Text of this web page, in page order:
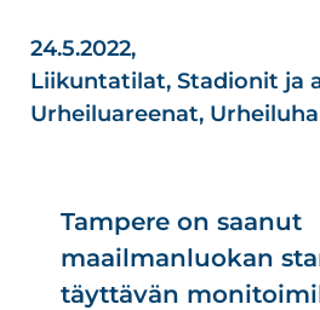
24.5.2022,
Liikuntatilat, Stadionit ja
Urheiluareenat,
Tampere on saanut
maailmanluokan
täyttävän